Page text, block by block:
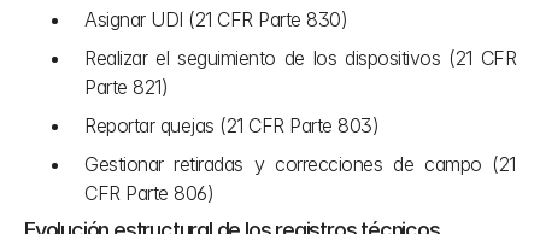
Asignar UDI (21 CFR Parte 830)
Realizar el seguimiento de los dispositivos (21 CFR
Parte 821)
Reportar quejas (21 CFR Parte 803)
Gestionar retiradas y correcciones de campo (21
CFR Parte 806)